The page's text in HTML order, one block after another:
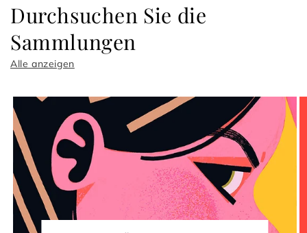
Durchsuchen Sie die
Sammlungen
Alle anzeigen